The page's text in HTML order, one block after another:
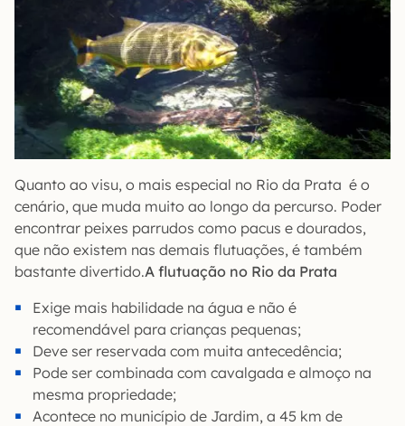
Quanto ao visu, o mais especial no Rio da Prata é o
cenário, que muda muito ao longo da percurso. Poder
encontrar peixes parrudos como pacus e dourados,
que não existem nas demais flutuações, é também
bastante divertido.A flutuação no Rio da Prata
Exige mais habilidade na água e não é
recomendável para crianças pequenas;
Deve ser reservada com muita antecedência;
Pode ser combinada com cavalgada e almoço na
mesma propriedade;
Acontece no município de Jardim, a 45 km de